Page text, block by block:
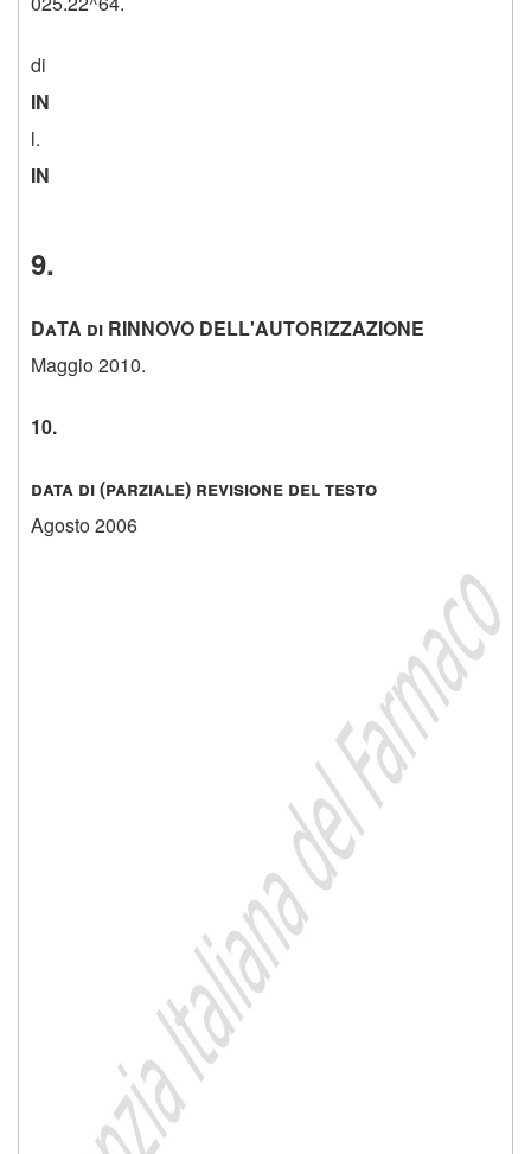
di
IN
l.
IN
9.
DaTA di RINNOVO DELL'AUTORIZZAZIONE
Maggio 2010.
10.
data di (parziale) revisione del testo
Agosto 2006